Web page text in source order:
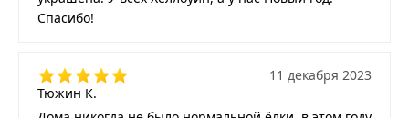
Спасибо!
Тюжин К.
11 декабря 2023